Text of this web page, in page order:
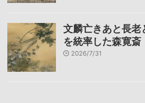
文麟亡きあと長老
を統率した森寛斎
2026/7/31